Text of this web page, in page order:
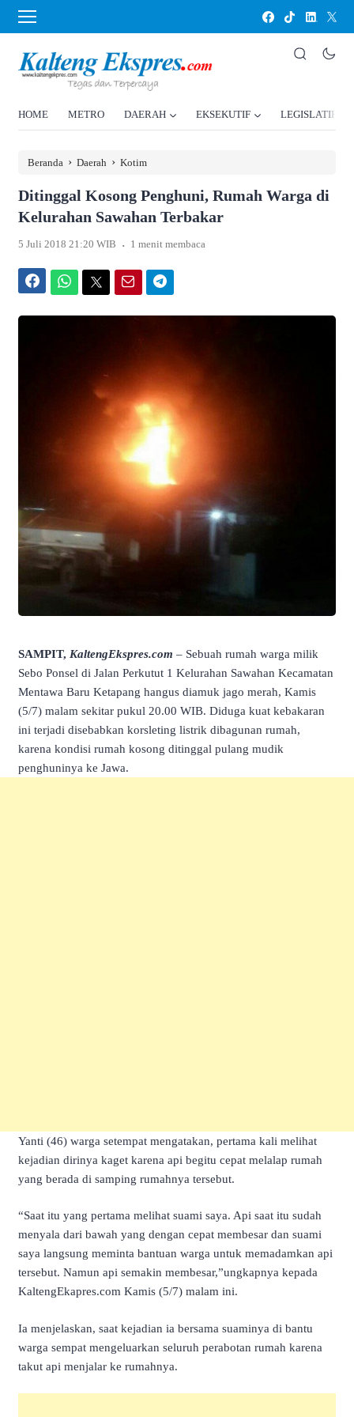
HOME METRO DAERAH EKSEKUTIF LEGISLATIF
Beranda › Daerah › Kotim
Ditinggal Kosong Penghuni, Rumah Warga di
Kelurahan Sawahan Terbakar
5 Juli 2018 21:20 WIB . 1 menit membaca
SAMPIT, KaltengEkspres.com – Sebuah rumah warga milik
Sebo Ponsel di Jalan Perkutut 1 Kelurahan Sawahan Kecamatan
Mentawa Baru Ketapang hangus diamuk jago merah, Kamis
(5/7) malam sekitar pukul 20.00 WIB. Diduga kuat kebakaran
ini terjadi disebabkan korsleting listrik dibagunan rumah,
karena kondisi rumah kosong ditinggal pulang mudik
penghuninya ke Jawa.
Yanti (46) warga setempat mengatakan, pertama kali melihat
kejadian dirinya kaget karena api begitu cepat melalap rumah
yang berada di samping rumahnya tersebut.
“Saat itu yang pertama melihat suami saya. Api saat itu sudah
menyala dari bawah yang dengan cepat membesar dan suami
saya langsung meminta bantuan warga untuk memadamkan api
tersebut. Namun api semakin membesar,”ungkapnya kepada
KaltengEkapres.com Kamis (5/7) malam ini.
Ia menjelaskan, saat kejadian ia bersama suaminya di bantu
warga sempat mengeluarkan seluruh perabotan rumah karena
takut api menjalar ke rumahnya.